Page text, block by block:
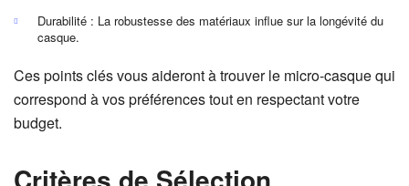
Durabilité : La robustesse des matériaux influe sur la longévité du
casque.
Ces points clés vous aideront à trouver le micro-casque qui
correspond à vos préférences tout en respectant votre
budget.